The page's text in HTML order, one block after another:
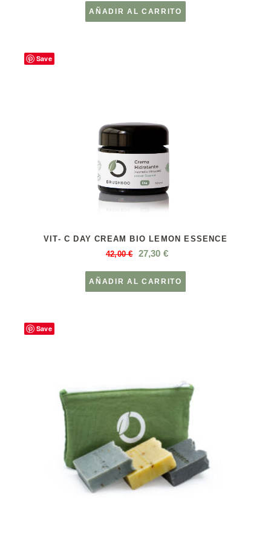
AÑADIR AL CARRITO
Save
VIT- C DAY CREAM BIO LEMON ESSENCE
42,00€ 27,30 €
AÑADIR AL CARRITO
Save